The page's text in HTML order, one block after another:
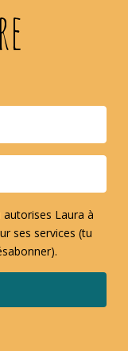
Laura à
ses services (tu